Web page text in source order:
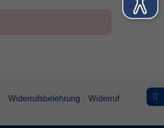
Widerrufsbelehrung Widerruf